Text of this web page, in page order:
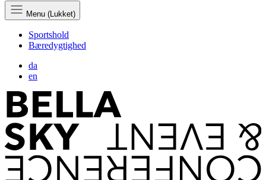
Menu (Lukket)
Sportshold
Bæredygtighed
da
en